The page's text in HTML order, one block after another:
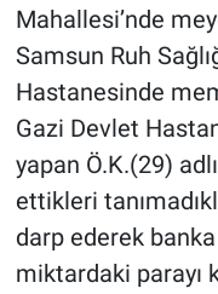
Mahallesi’nde
Samsun Ruh
Hastanesinde
Gazi Devlet
yapan Ö.K.(29)
ettikleri
darp ederek
miktardaki parayı